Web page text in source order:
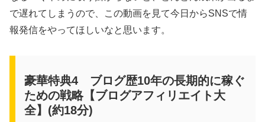
で遅れてしまうので、この動画を見て今日からSNSで情
報発信をやってほしいなと思います。
豪華特典4 ブログ歴10年の長期的に稼ぐ
ための戦略【ブログアフィリエイト大
全】(約18分)